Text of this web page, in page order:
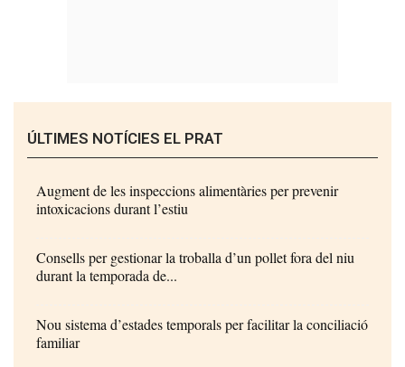
ÚLTIMES NOTÍCIES EL PRAT
Augment de les inspeccions alimentàries per prevenir
intoxicacions durant l’estiu
Consells per gestionar la troballa d’un pollet fora del niu
durant la temporada de...
Nou sistema d’estades temporals per facilitar la conciliació
familiar